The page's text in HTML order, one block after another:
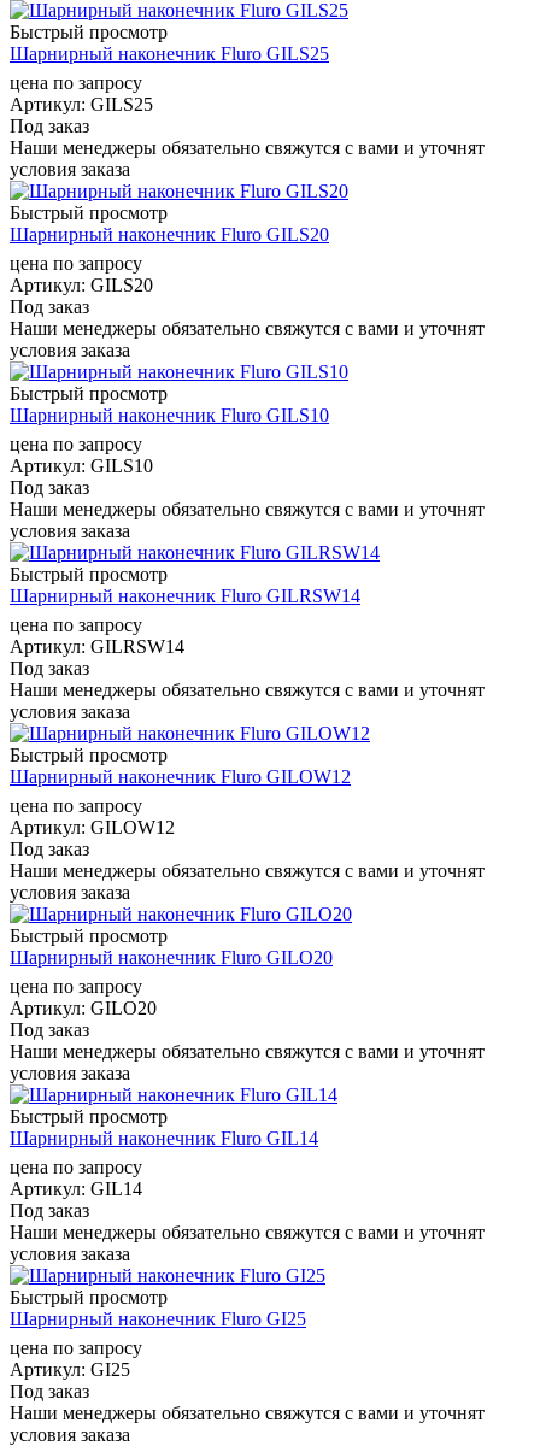
Быстрый просмотр
Шарнирный наконечник Fluro GILS25
цена по запросу
Артикул: GILS25
Под заказ
Наши менеджеры обязательно свяжутся с вами и уточнят
условия заказа
Быстрый просмотр
Шарнирный наконечник Fluro GILS20
цена по запросу
Артикул: GILS20
Под заказ
Наши менеджеры обязательно свяжутся с вами и уточнят
условия заказа
Быстрый просмотр
Шарнирный наконечник Fluro GILS10
цена по запросу
Артикул: GILS10
Под заказ
Наши менеджеры обязательно свяжутся с вами и уточнят
условия заказа
Быстрый просмотр
Шарнирный наконечник Fluro GILRSW14
цена по запросу
Артикул: GILRSW14
Под заказ
Наши менеджеры обязательно свяжутся с вами и уточнят
условия заказа
Быстрый просмотр
Шарнирный наконечник Fluro GILOW12
цена по запросу
Артикул: GILOW12
Под заказ
Наши менеджеры обязательно свяжутся с вами и уточнят
условия заказа
Быстрый просмотр
Шарнирный наконечник Fluro GILO20
цена по запросу
Артикул: GILO20
Под заказ
Наши менеджеры обязательно свяжутся с вами и уточнят
условия заказа
Быстрый просмотр
Шарнирный наконечник Fluro GIL14
цена по запросу
Артикул: GIL14
Под заказ
Наши менеджеры обязательно свяжутся с вами и уточнят
условия заказа
Быстрый просмотр
Шарнирный наконечник Fluro GI25
цена по запросу
Артикул: GI25
Под заказ
Наши менеджеры обязательно свяжутся с вами и уточнят
условия заказа